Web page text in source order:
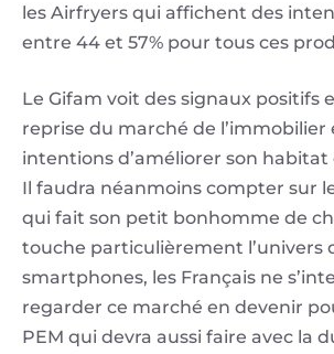
les Airfryers qui affichent des
entre 44 et 57% pour tous ces
Le Gifam voit des signaux positifs
reprise du marché de l’immobilier
intentions d’améliorer son
Il faudra néanmoins compter sur
qui fait son petit bonhomme de
touche particulièrement l’univers
smartphones, les Français ne
regarder ce marché en devenir
PEM qui devra aussi faire avec la